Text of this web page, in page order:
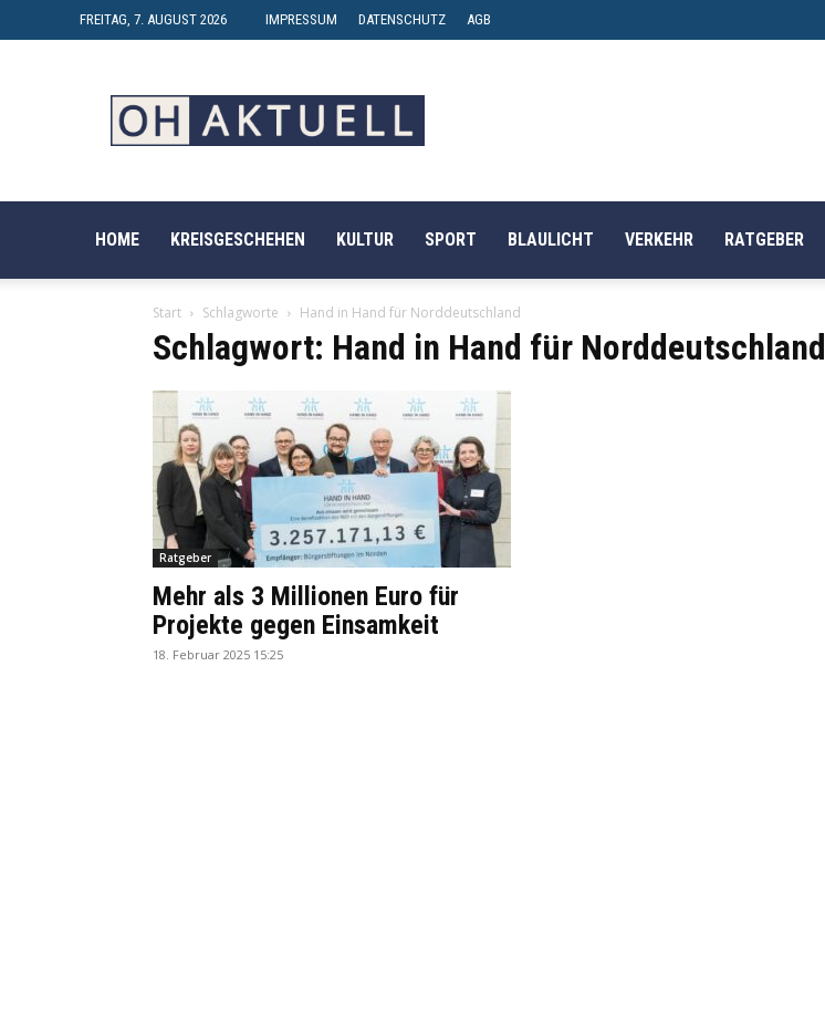
FREITAG, 7. AUGUST 2026 IMPRESSUM DATENSCHUTZ AGB
AKTUELL
HOME KREISGESCHEHEN KULTUR SPORT BLAULICHT VERKEHR RATGEBER
Start Schlagworte Hand in Hand für Norddeutschland
Schlagwort: Hand in Hand für Norddeutschland
Ratgeber
Mehr als 3 Millionen Euro für
Projekte gegen Einsamkeit
18. Februar 2025 15:25